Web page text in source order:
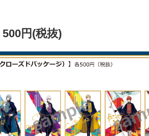
円(税抜)